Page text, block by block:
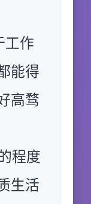
工作
能得
高骛
程度
生活